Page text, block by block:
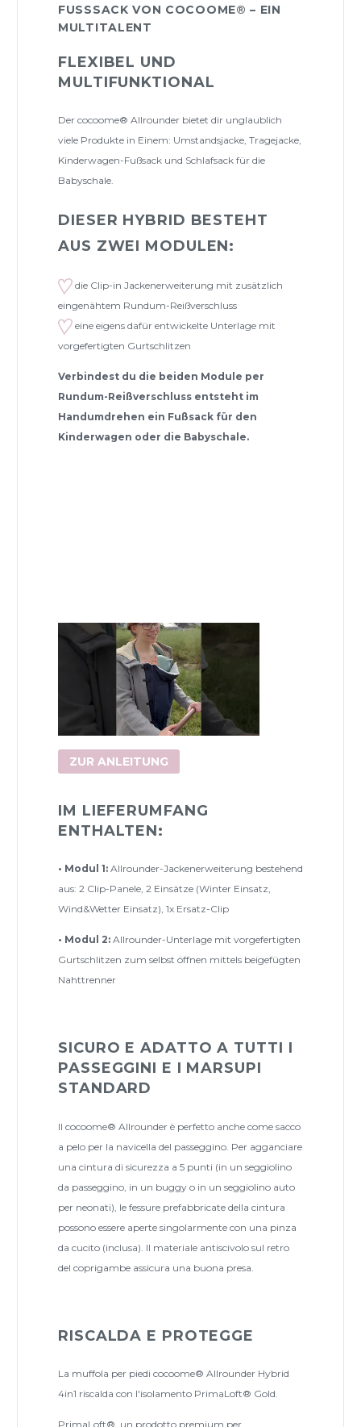
FUSSSACK VON COCOOME® – EIN M
ULTITALENT
FLEXIBEL UND
MULTIFUNKTIONAL
Der cocoome® Allrounder bietet dir unglaublich
viele Produkte in Einem: Umstandsjacke, Tragejacke,
Kinderwagen-Fußsack und Schlafsack für die
Babyschale.
DIESER HYBRID BESTEHT
AUS ZWEI MODULEN:
die Clip-in Jackenerweiterung mit zusätzlich
eingenähtem Rundum-Reißverschluss
eine eigens dafür entwickelte Unterlage mit
vorgefertigten Gurtschlitzen
Verbindest du die beiden Module per
Rundum-Reißverschluss entsteht im
Handumdrehen ein Fußsack für den
Kinderwagen oder die Babyschale.
ZUR ANLEITUNG
IM LIEFERUMFANG
ENTHALTEN:
• Modul 1: Allrounder-Jackenerweiterung bestehend
aus: 2 Clip-Panele, 2 Einsätze (Winter Einsatz,
Wind&Wetter Einsatz), 1x Ersatz-Clip
• Modul 2: Allrounder-Unterlage mit vorgefertigten
Gurtschlitzen zum selbst öffnen mittels beigefügten
Nahttrenner
SICURO E ADATTO A TUTTI I
PASSEGGINI E I MARSUPI
STANDARD
Il cocoome® Allrounder è perfetto anche come sacco
a pelo per la navicella del passeggino. Per agganciare
una cintura di sicurezza a 5 punti (in un seggiolino
da passeggino, in un buggy o in un seggiolino auto
per neonati), le fessure prefabbricate della cintura
possono essere aperte singolarmente con una pinza
da cucito (inclusa). Il materiale antiscivolo sul retro
del coprigambe assicura una buona presa.
RISCALDA E PROTEGGE
La muffola per piedi cocoome® Allrounder Hybrid
4in1 riscalda con l'isolamento PrimaLoft® Gold.
PrimaLoft®, un prodotto premium per